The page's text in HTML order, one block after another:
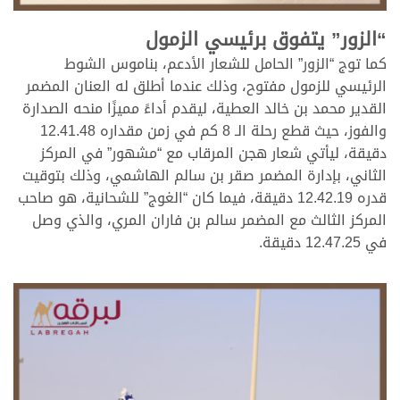
.
“الزور” يتفوق برئيسي الزمول
كما توج “الزور” الحامل للشعار الأدعم، بناموس الشوط
الرئيسي للزمول مفتوح، وذلك عندما أطلق له العنان المضمر
القدير محمد بن خالد العطية، ليقدم أداءً مميزًا منحه الصدارة
والفوز، حيث قطع رحلة الـ 8 كم في زمن مقداره 12.41.48
دقيقة، ليأتي شعار هجن المرقاب مع “مشهور” في المركز
الثاني، بإدارة المضمر صقر بن سالم الهاشمي، وذلك بتوقيت
قدره 12.42.19 دقيقة، فيما كان “الغوج” للشحانية، هو صاحب
المركز الثالث مع المضمر سالم بن فاران المري، والذي وصل
في 12.47.25 دقيقة.